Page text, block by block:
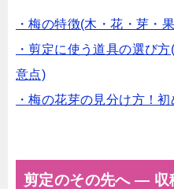
・梅の特徴(木・花・芽・
・剪定に使う道具の選び
意点)
・梅の花芽の見分け方！
剪定のその先へ ― 収